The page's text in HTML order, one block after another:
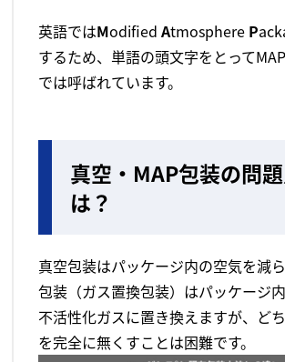
英語ではModifiedAtmosphere P
するため、単語の頭文字をとって
では呼ばれています。
真空・MAP包装の問
は？
真空包装はパッケージ内の空気を減
包装（ガス置換包装）はパッケージ
不活性化ガスに置き換えますが、ど
を完全に無くすことは困難です。